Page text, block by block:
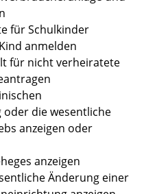
für Schulkinder
anmelden
für nicht verheiratete
die wesentliche
anzeigen oder
anzeigen
Änderung einer